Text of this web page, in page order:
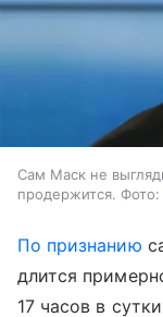
Сам Маск не
продержится.
По признанию
длится
17 часов в